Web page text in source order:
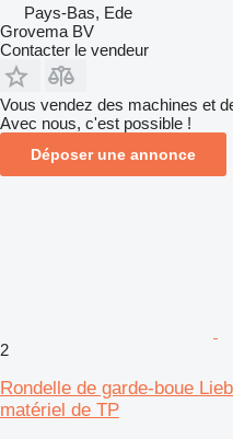
Pays-Bas, Ede
Grovema BV
Contacter le vendeur
Vous vendez des machines et
Avec nous, c'est possible !
Déposer une annonce
2
Rondelle de garde-boue
matériel de TP